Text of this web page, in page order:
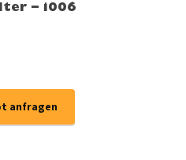
– i006
anfragen